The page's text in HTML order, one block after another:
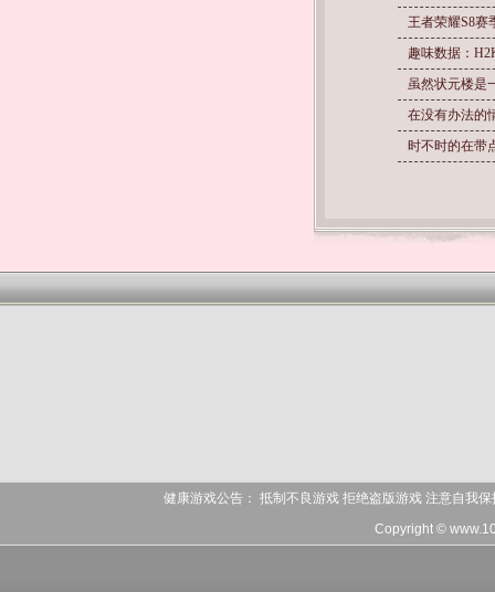
王者荣耀S8赛
趣味数据：
虽然状元楼是
在没有办法的
时不时的在带
健康游戏公告： 抵制不良游戏 拒绝盗版游戏 注意自我
Copyright ©